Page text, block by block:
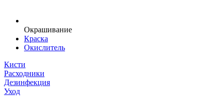
Окрашивание
Краска
Окислитель
Кисти
Расходники
Дезинфекция
Уход